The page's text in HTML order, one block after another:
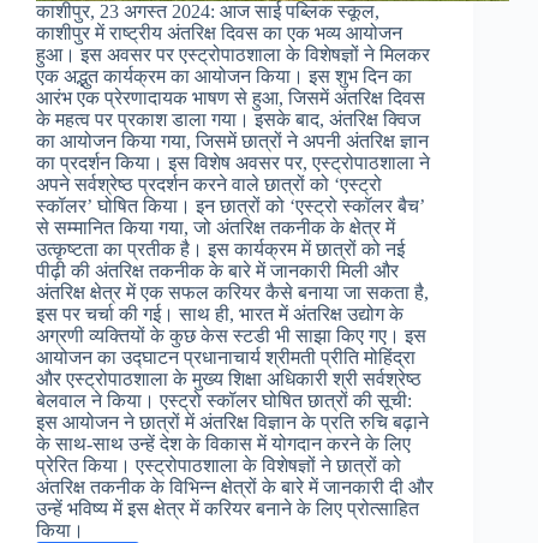
काशीपुर, 23 अगस्त 2024: आज साई पब्लिक स्कूल,
काशीपुर में राष्ट्रीय अंतरिक्ष दिवस का एक भव्य आयोजन
हुआ। इस अवसर पर एस्ट्रोपाठशाला के विशेषज्ञों ने मिलकर
एक अद्भुत कार्यक्रम का आयोजन किया। इस शुभ दिन का
आरंभ एक प्रेरणादायक भाषण से हुआ, जिसमें अंतरिक्ष दिवस
के महत्व पर प्रकाश डाला गया। इसके बाद, अंतरिक्ष क्विज
का आयोजन किया गया, जिसमें छात्रों ने अपनी अंतरिक्ष ज्ञान
का प्रदर्शन किया। इस विशेष अवसर पर, एस्ट्रोपाठशाला ने
अपने सर्वश्रेष्ठ प्रदर्शन करने वाले छात्रों को ‘एस्ट्रो
स्कॉलर’ घोषित किया। इन छात्रों को ‘एस्ट्रो स्कॉलर बैच’
से सम्मानित किया गया, जो अंतरिक्ष तकनीक के क्षेत्र में
उत्कृष्टता का प्रतीक है। इस कार्यक्रम में छात्रों को नई
पीढ़ी की अंतरिक्ष तकनीक के बारे में जानकारी मिली और
अंतरिक्ष क्षेत्र में एक सफल करियर कैसे बनाया जा सकता है,
इस पर चर्चा की गई। साथ ही, भारत में अंतरिक्ष उद्योग के
अग्रणी व्यक्तियों के कुछ केस स्टडी भी साझा किए गए। इस
आयोजन का उद्घाटन प्रधानाचार्य श्रीमती प्रीति मोहिंद्रा
और एस्ट्रोपाठशाला के मुख्य शिक्षा अधिकारी श्री सर्वश्रेष्ठ
बेलवाल ने किया। एस्ट्रो स्कॉलर घोषित छात्रों की सूची:
इस आयोजन ने छात्रों में अंतरिक्ष विज्ञान के प्रति रुचि बढ़ाने
के साथ-साथ उन्हें देश के विकास में योगदान करने के लिए
प्रेरित किया। एस्ट्रोपाठशाला के विशेषज्ञों ने छात्रों को
अंतरिक्ष तकनीक के विभिन्न क्षेत्रों के बारे में जानकारी दी और
उन्हें भविष्य में इस क्षेत्र में करियर बनाने के लिए प्रोत्साहित
किया।